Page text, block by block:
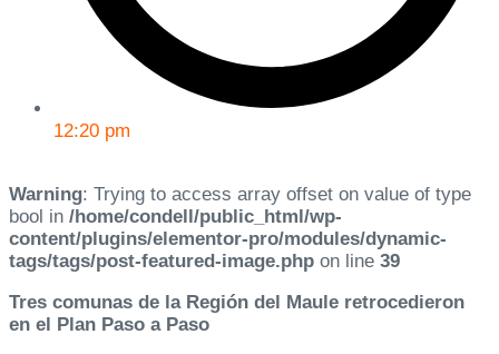
12:20 pm
Warning: Trying to access array offset on value of type
bool in /home/condell/public_html/wp-
content/plugins/elementor-pro/modules/dynamic-
tags/tags/post-featured-image.php on line 39
Tres comunas de la Región del Maule retrocedieron
en el Plan Paso a Paso